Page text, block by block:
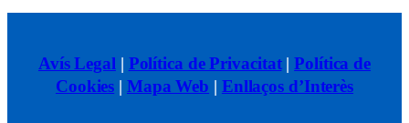
Avís Legal | Política de Privacitat|Política de
Cookies | Mapa Web | Enllaços d’Interès